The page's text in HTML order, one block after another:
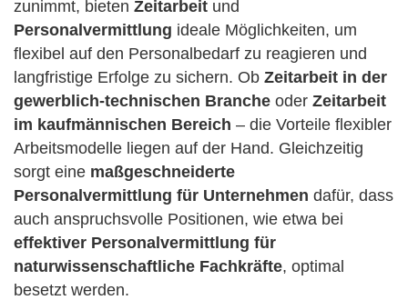
zunimmt, bieten Zeitarbeit und
Personalvermittlung ideale Möglichkeiten, um
flexibel auf den Personalbedarf zu reagieren und
langfristige Erfolge zu sichern. Ob Zeitarbeit in der
gewerblich-technischen Branche oder Zeitarbeit
im kaufmännischen Bereich – die Vorteile flexibler
Arbeitsmodelle liegen auf der Hand. Gleichzeitig
sorgt eine maßgeschneiderte
Personalvermittlung für Unternehmen dafür, dass
auch anspruchsvolle Positionen, wie etwa bei
effektiver Personalvermittlung für
naturwissenschaftliche Fachkräfte, optimal
besetzt werden.